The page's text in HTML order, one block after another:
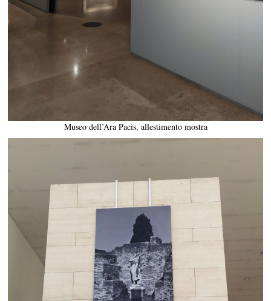
Museo dell’Ara Pacis, allestimento mostra